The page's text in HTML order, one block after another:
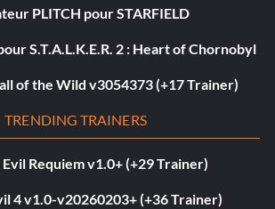
PLITCH pour STARFIELD
S.T.A.L.K.E.R. 2 : Heart of Chornobyl
of the Wild v3054373 (+17 Trainer)
TRENDING TRAINERS
Requiem v1.0+ (+29 Trainer)
4 v1.0-v20260203+ (+36 Trainer)